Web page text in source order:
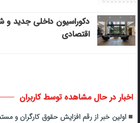
دکوراسیون داخلی جدید و
اقتصادی
اخبار در حال مشاهده توسط کاربران
اولین خبر از رقم افزایش حقوق کارگران و